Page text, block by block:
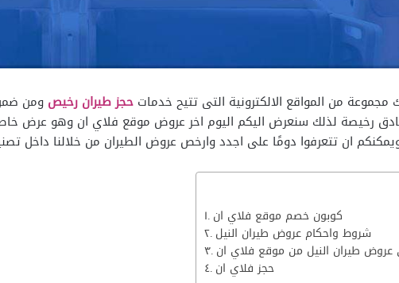
مجموعة من المواقع الالكترونية التى تتيح خدماتحجز طيران رخيص ومن
رخيصة لذلك سنعرض اليكم اليوم اخر عروض موقع فلاي ان وهو عرض
ويمكنكم ان تتعرفوا دومًا على اجدد وارخص عروض الطيران من خلالنا داخل
شروط واحكام عروض طيران النيل
طيران النيل من موقع فلاي ان
حجز فلاي ان